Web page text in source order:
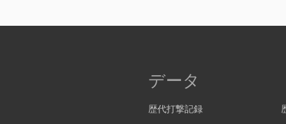
データ
歴代打撃記録